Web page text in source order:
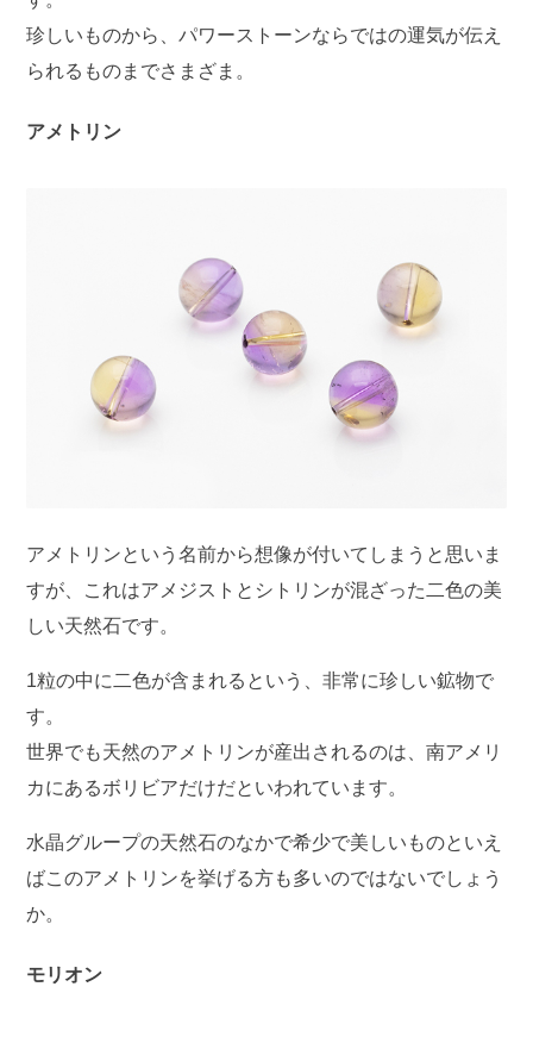
珍しいものから、パワーストーンならではの運気が伝え
られるものまでさまざま。
アメトリン
アメトリンという名前から想像が付いてしまうと思いま
すが、これはアメジストとシトリンが混ざった二色の美
しい天然石です。
1粒の中に二色が含まれるという、非常に珍しい鉱物で
す。
世界でも天然のアメトリンが産出されるのは、南アメリ
カにあるボリビアだけだといわれています。
水晶グループの天然石のなかで希少で美しいものといえ
ばこのアメトリンを挙げる方も多いのではないでしょう
か。
モリオン